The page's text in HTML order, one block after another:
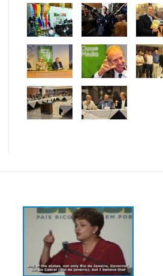
O que aconteceu com a
nova classe média:
economista faz
diagnóstico do antes e
depois da crise